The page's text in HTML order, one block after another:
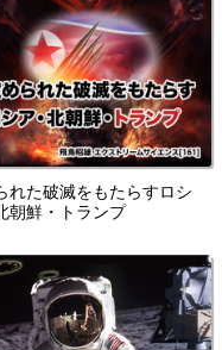
れた破滅をもたらすロシ
朝鮮・トランプ